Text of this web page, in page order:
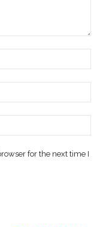
for the next time I